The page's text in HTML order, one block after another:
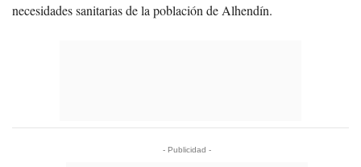
necesidades sanitarias de la población de Alhendín.
- Publicidad -